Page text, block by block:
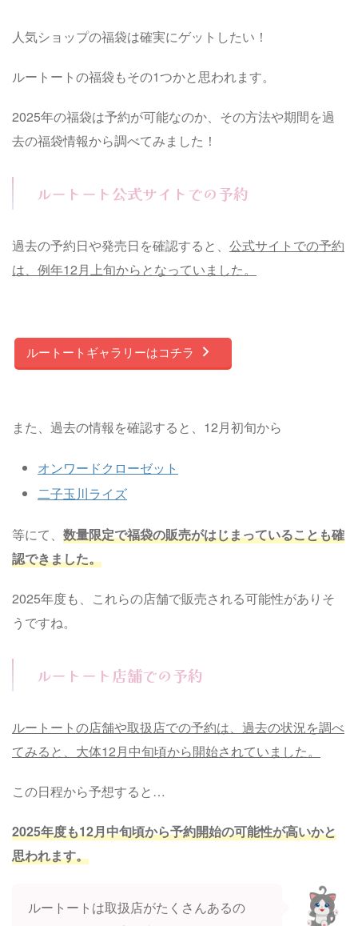
人気ショップの福袋は確実にゲットしたい！
ルートートの福袋もその1つかと思われます。
2025年の福袋は予約が可能なのか、その方法や期間を過
去の福袋情報から調べてみました！
ルートート公式サイトでの予約
過去の予約日や発売日を確認すると、 公式サイトでの予約
は、例年12月上旬からとなっていました。
ルートートギャラリーはコチラ
また、過去の情報を確認すると、12月初旬から
オンワードクローゼット
二子玉川ライズ
等にて、 数量限定で福袋の販売がはじまっていることも確
認できました。
2025年度も、これらの店舗で販売される可能性がありそ
うですね。
ルートート店舗での予約
ルートートの店舗や取扱店での予約は、過去の状況を調べ
てみると、大体12月中旬頃から開始されていました。
この日程から予想すると…
2025年度も12月中旬頃から予約開始の可能性が高いかと
思われます。
ルートートは取扱店がたくさんあるの